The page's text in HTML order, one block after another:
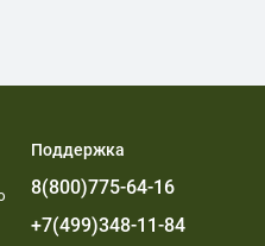
Поддержка
8(800)775-64-16
+7(499)348-11-84